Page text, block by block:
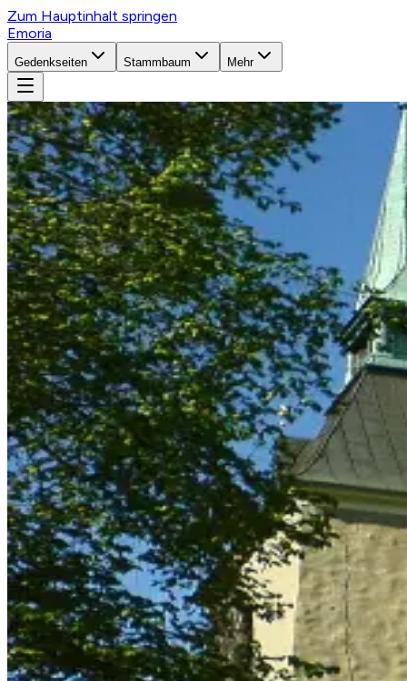
Zum Hauptinhalt springen
Emoria
Gedenkseiten Stammbaum Mehr